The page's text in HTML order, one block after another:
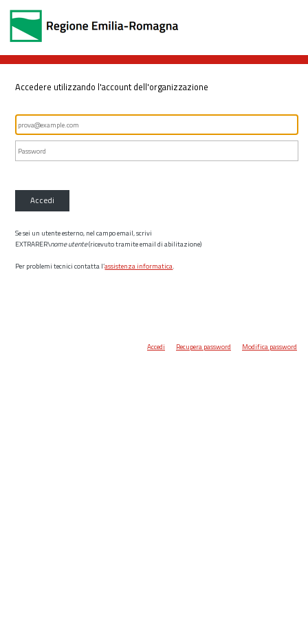
Accedere utilizzando l'account dell'organizzazione
Accedi
Se sei un utente esterno, nel campo email, scrivi
EXTRARER\nome utente(ricevuto tramite email di abilitazione)
Per problemi tecnici contatta l’assistenza informatica.
Accedi Recupera password Modifica password